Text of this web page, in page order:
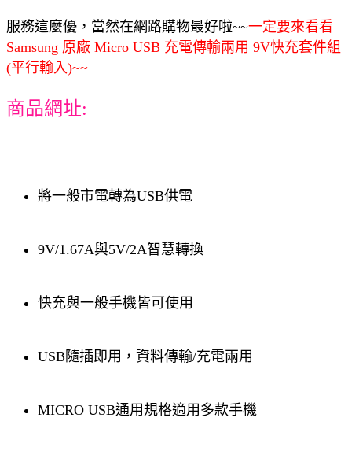
服務這麼優，當然在網路購物最好啦~~一定要來看看
Samsung 原廠 Micro USB 充電傳輸兩用 9V快充套件組
(平行輸入)~~
商品網址:
將一般市電轉為USB供電
9V/1.67A與5V/2A智慧轉換
快充與一般手機皆可使用
USB隨插即用，資料傳輸/充電兩用
MICRO USB通用規格適用多款手機